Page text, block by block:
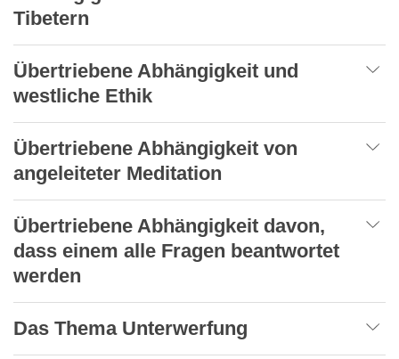
Tibetern
Übertriebene Abhängigkeit und
westliche Ethik
Übertriebene Abhängigkeit von
angeleiteter Meditation
Übertriebene Abhängigkeit davon,
dass einem alle Fragen beantwortet
werden
Das Thema Unterwerfung